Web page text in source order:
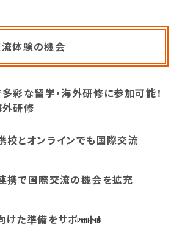
体験の機会
彩な留学・海外研修に参加可能！
外研修
校とオンラインでも国際交流
携で国際交流の機会を拡充
けた準備をサポート!
PAGE TOP